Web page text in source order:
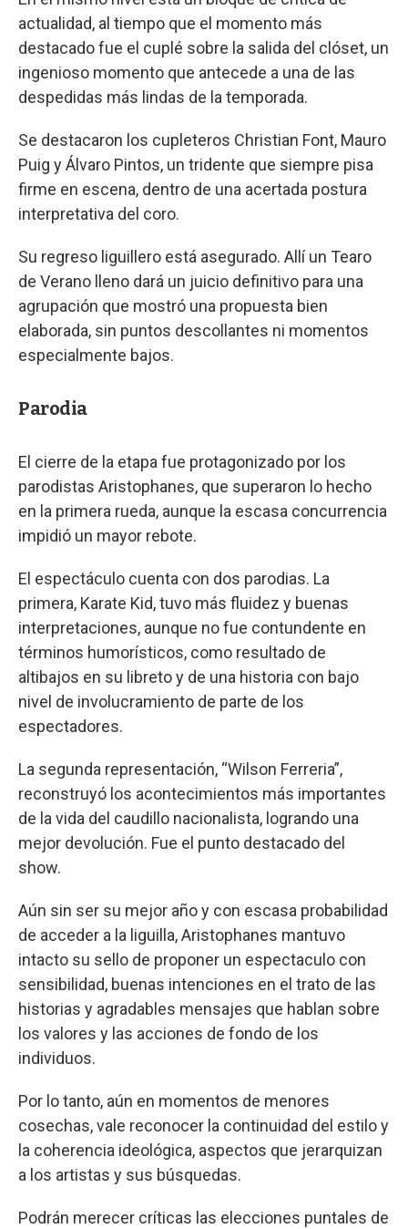
actualidad, al tiempo que el momento más
destacado fue el cuplé sobre la salida del clóset, un
ingenioso momento que antecede a una de las
despedidas más lindas de la temporada.
Se destacaron los cupleteros Christian Font, Mauro
Puig y Álvaro Pintos, un tridente que siempre pisa
firme en escena, dentro de una acertada postura
interpretativa del coro.
Su regreso liguillero está asegurado. Allí un Tearo
de Verano lleno dará un juicio definitivo para una
agrupación que mostró una propuesta bien
elaborada, sin puntos descollantes ni momentos
especialmente bajos.
Parodia
El cierre de la etapa fue protagonizado por los
parodistas Aristophanes, que superaron lo hecho
en la primera rueda, aunque la escasa concurrencia
impidió un mayor rebote.
El espectáculo cuenta con dos parodias. La
primera, Karate Kid, tuvo más fluidez y buenas
interpretaciones, aunque no fue contundente en
términos humorísticos, como resultado de
altibajos en su libreto y de una historia con bajo
nivel de involucramiento de parte de los
espectadores.
La segunda representación, “Wilson Ferreria”,
reconstruyó los acontecimientos más importantes
de la vida del caudillo nacionalista, logrando una
mejor devolución. Fue el punto destacado del
show.
Aún sin ser su mejor año y con escasa probabilidad
de acceder a la liguilla, Aristophanes mantuvo
intacto su sello de proponer un espectaculo con
sensibilidad, buenas intenciones en el trato de las
historias y agradables mensajes que hablan sobre
los valores y las acciones de fondo de los
individuos.
Por lo tanto, aún en momentos de menores
cosechas, vale reconocer la continuidad del estilo y
la coherencia ideológica, aspectos que jerarquizan
a los artistas y sus búsquedas.
Podrán merecer críticas las elecciones puntales de